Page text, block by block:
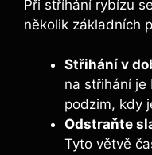
Při stříhání rybízu
několik základních
Střihání v
na střihání je
podzim, kdy
Odstraňte
Tyto větvě